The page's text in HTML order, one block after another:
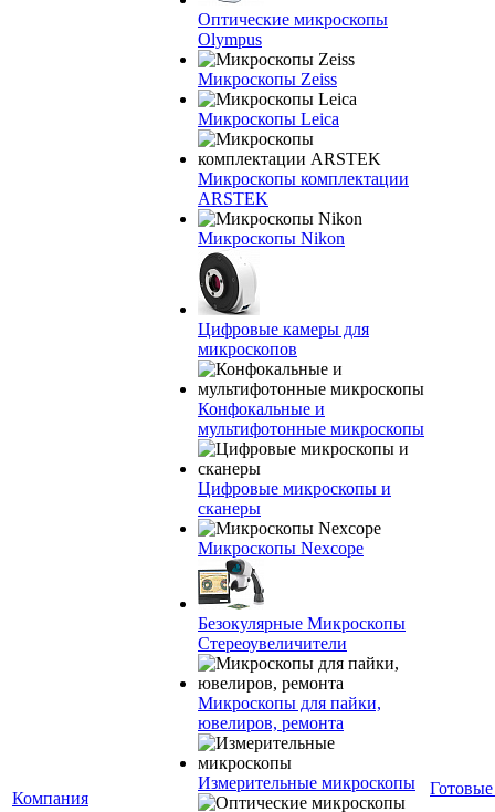
Компания
Оптические микроскопы
Olympus
Микроскопы Zeiss
Микроскопы Leica
Микроскопы комплектации
ARSTEK
Микроскопы Nikon
Цифровые камеры для
микроскопов
Конфокальные и
мультифотонные микроскопы
Цифровые микроскопы и
сканеры
Микроскопы Nexcope
Безокулярные Микроскопы
Стереоувеличители
Микроскопы для пайки,
ювелиров, ремонта
Измерительные микроскопы